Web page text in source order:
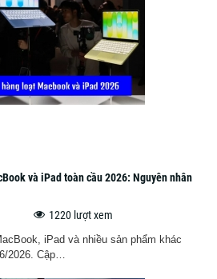
và iPad toàn cầu 2026: Nguyên nhân
1220 lượt xem
iPad và nhiều sản phẩm khác
2026. Cập…